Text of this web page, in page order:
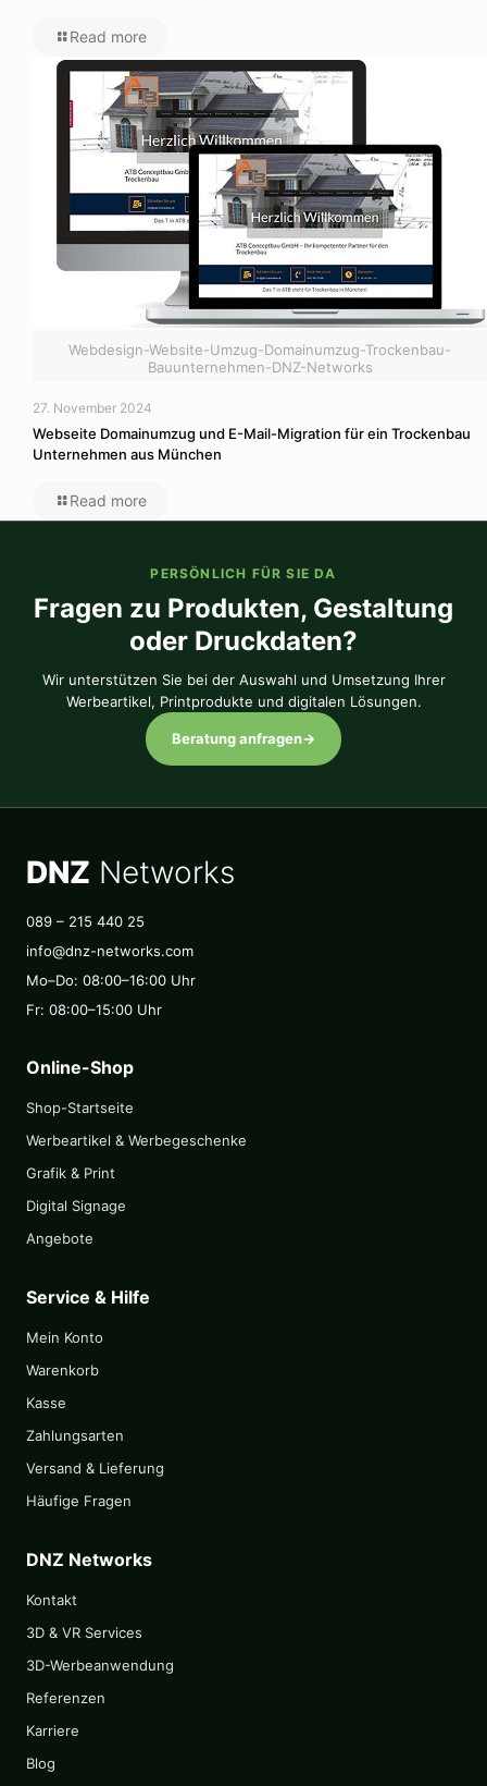
Read more
Webdesign-Website-Umzug-Domainumzug-Trockenbau-
Bauunternehmen-DNZ-Networks
27. November 2024
Webseite Domainumzug und E-Mail-Migration für ein Trockenbau
Unternehmen aus München
Read more
PERSÖNLICH FÜR SIE DA
Fragen zu Produkten, Gestaltung
oder Druckdaten?
Wir unterstützen Sie bei der Auswahl und Umsetzung Ihrer
Werbeartikel, Printprodukte und digitalen Lösungen.
Beratung anfragen→
DNZ Networks
089 – 215 440 25
info@dnz-networks.com
Mo–Do: 08:00–16:00 Uhr
Fr: 08:00–15:00 Uhr
Online-Shop
Shop-Startseite
Werbeartikel & Werbegeschenke
Grafik & Print
Digital Signage
Angebote
Service & Hilfe
Mein Konto
Warenkorb
Kasse
Zahlungsarten
Versand & Lieferung
Häufige Fragen
DNZ Networks
Kontakt
3D & VR Services
3D-Werbeanwendung
Referenzen
Karriere
Blog